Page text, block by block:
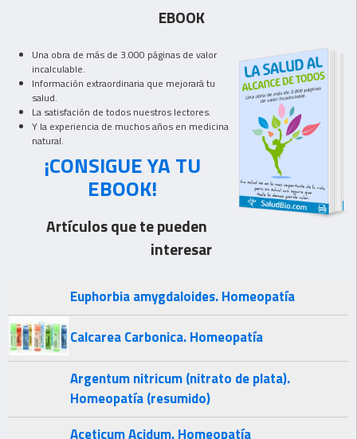
EBOOK
Una obra de más de 3.000 páginas de valor
incalculable.
Información extraordinaria que mejorará tu
salud.
La satisfación de todos nuestros lectores.
Y la experiencia de muchos años en medicina
natural.
¡CONSIGUE YA TU
EBOOK!
Artículos que te pueden
interesar
Euphorbia amygdaloides. Homeopatía
Calcarea Carbonica. Homeopatía
Argentum nitricum (nitrato de plata).
Homeopatía (resumido)
Aceticum Acidum. Homeopatía